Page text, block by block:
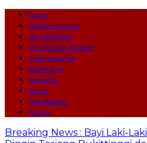
Opini
Politik Hukum
Seni Budaya
Wisata dan Kuliner
Internasional
Kesehatan
Nasional
Bisnis
Pendidikan
Politik
Breaking News : Bayi Laki-